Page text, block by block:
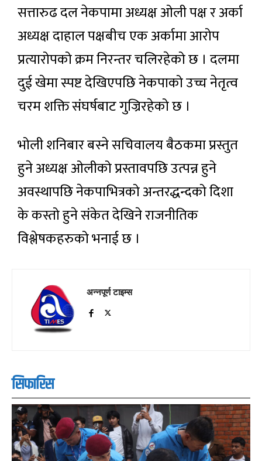
सत्तारुढ दल नेकपामा अध्यक्ष ओली पक्ष र अर्का
अध्यक्ष दाहाल पक्षबीच एक अर्कामा आरोप
प्रत्यारोपको क्रम निरन्तर चलिरहेको छ । दलमा
दुई खेमा स्पष्ट देखिएपछि नेकपाको उच्च नेतृत्व
चरम शक्ति संघर्षबाट गुज्रिरहेको छ ।
भोली शनिबार बस्ने सचिवालय बैठकमा प्रस्तुत
हुने अध्यक्ष ओलीको प्रस्तावपछि उत्पन्न हुने
अवस्थापछि नेकपाभित्रको अन्तरद्धन्दको दिशा
के कस्तो हुने संकेत देखिने राजनीतिक
विश्लेषकहरुको भनाई छ ।
अन्नपूर्ण टाइम्स
सिफारिस